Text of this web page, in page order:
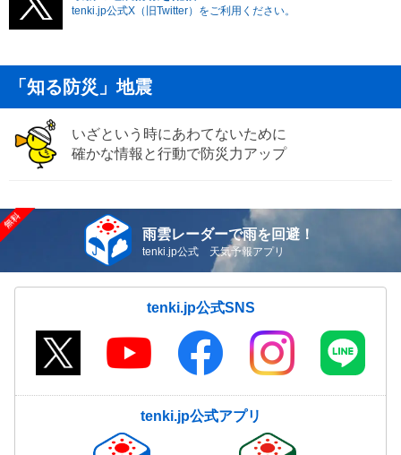
tenki.jp公式X（旧Twitter）をご利用ください。
「知る防災」地震
いざという時にあわてないために
確かな情報と行動で防災力アップ
雨雲レーダーで雨を回避！
tenki.jp公式 天気予報アプリ
tenki.jp公式SNS
tenki.jp公式アプリ